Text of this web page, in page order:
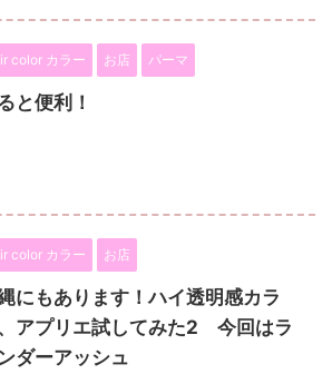
color カラー お店 パーマ
と便利！
color カラー お店
にもあります！ハイ透明感カラ
アプリエ試してみた2 今回はラ
ダーアッシュ